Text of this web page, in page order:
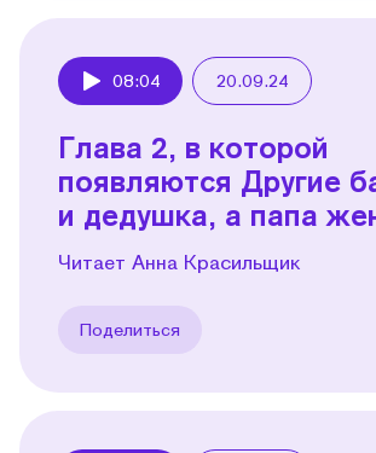
08:04 20.09.24
Глава 2, в которой
появляются Другие
и дедушка, а папа
Читает Анна Красильщик
Поделиться